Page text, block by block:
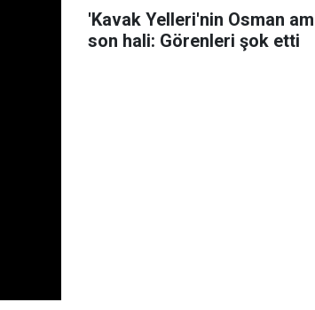
'Kavak Yelleri'nin Osman
son hali: Görenleri şok etti